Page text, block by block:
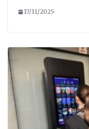
17/11/2025